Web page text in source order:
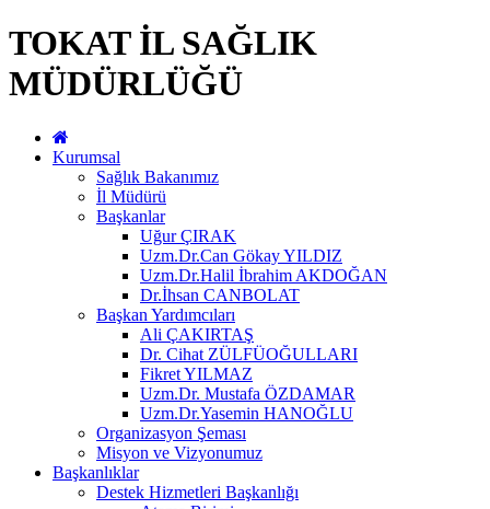
TOKAT İL SAĞLIK
MÜDÜRLÜĞÜ
Kurumsal
Sağlık Bakanımız
İl Müdürü
Başkanlar
Uğur ÇIRAK
Uzm.Dr.Can Gökay YILDIZ
Uzm.Dr.Halil İbrahim AKDOĞAN
Dr.İhsan CANBOLAT
Başkan Yardımcıları
Ali ÇAKIRTAŞ
Dr. Cihat ZÜLFÜOĞULLARI
Fikret YILMAZ
Uzm.Dr. Mustafa ÖZDAMAR
Uzm.Dr.Yasemin HANOĞLU
Organizasyon Şeması
Misyon ve Vizyonumuz
Başkanlıklar
Destek Hizmetleri Başkanlığı